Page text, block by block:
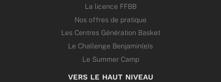
La licence FFBB
Nos offres de pratique
Les Centres Génération Basket
Le Challenge Benjamin(e)s
Le Summer Camp
VERS LE HAUT NIVEAU